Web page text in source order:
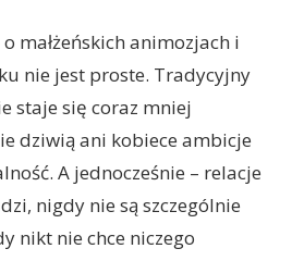
małżeńskich animozjach i
nie jest proste. Tradycyjny
staje się coraz mniej
dziwią ani kobiece ambicje
A jednocześnie – relacje
nigdy nie są szczególnie
nikt nie chce niczego